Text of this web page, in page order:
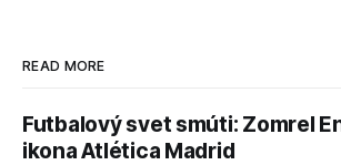
READ MORE
Futbalový svet smúti: Zomrel
ikona Atlética Madrid